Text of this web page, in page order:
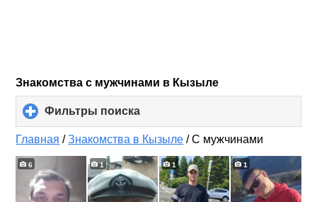
Знакомства с мужчинами в Кызыле
Фильтры поиска
to
expand
contents
Главная /Знакомства в Кызыле /С мужчинами
6 1 1 1